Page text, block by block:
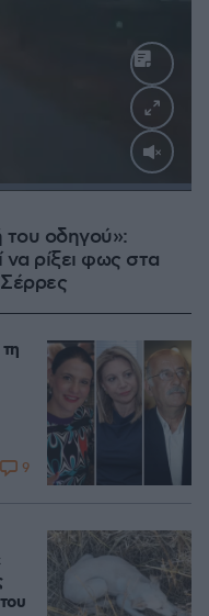
:
του οδηγού»:
να ρίξει φως στα
9